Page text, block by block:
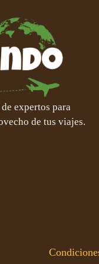
expertos para
de tus viajes.